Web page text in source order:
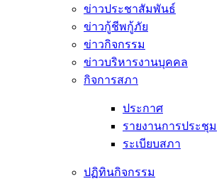
ข่าวประชาสัมพันธ์
ข่าวกู้ชีพกู้ภัย
ข่าวกิจกรรม
ข่าวบริหารงานบุคคล
กิจการสภา
ประกาศ
รายงานการประชุม
ระเบียบสภา
ปฏิทินกิจกรรม